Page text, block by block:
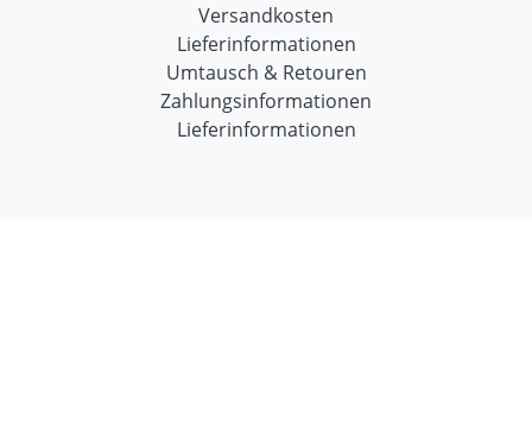
Versandkosten
Lieferinformationen
Umtausch & Retouren
Zahlungsinformationen
Lieferinformationen